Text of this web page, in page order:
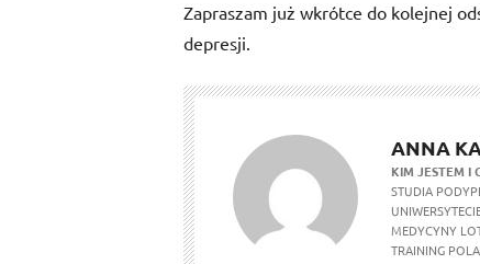
Zapraszam już wkrótce do kolejnej
depresji.
ANNA
KIM JESTEM I
STUDIA
MEDYCYNY
TRAINING